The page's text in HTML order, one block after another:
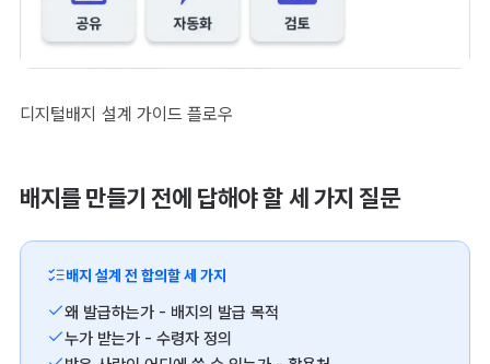
디지털배지 설계 가이드 플로우
배지를 만들기 전에 답해야 할 세 가지 질문
배지 설계 전 합의할 세 가지
왜 발급하는가 - 배지의 발급 목적
누가 받는가 - 수령자 정의